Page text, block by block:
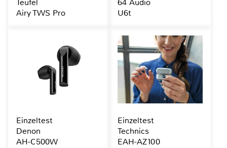
Teufel
Airy TWS Pro
64 Audio
U6t
Einzeltest
Denon
AH-C500W
Einzeltest
Technics
EAH-AZ100